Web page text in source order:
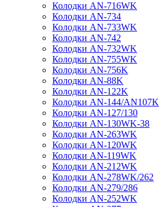
Колодки AN-716WK
Колодки AN-734
Колодки AN-733WK
Колодки AN-742
Колодки AN-732WK
Колодки AN-755WK
Колодки AN-756K
Колодки AN-88K
Колодки AN-122K
Колодки AN-144/AN107K
Колодки AN-127/130
Колодки AN-130WK-38
Колодки AN-263WK
Колодки AN-120WK
Колодки AN-119WK
Колодки AN-212WK
Колодки AN-278WK/262
Колодки AN-279/286
Колодки AN-252WK